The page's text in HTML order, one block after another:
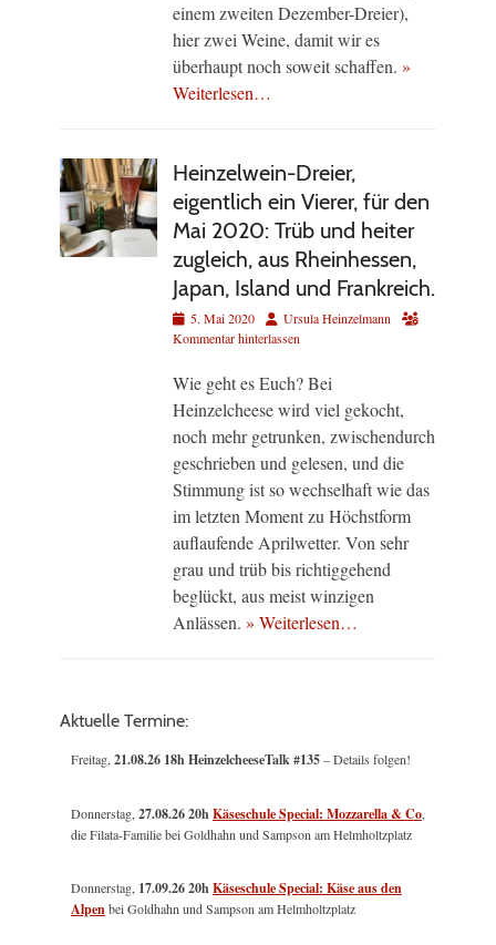
einem zweiten Dezember-Dreier),
hier zwei Weine, damit wir es
überhaupt noch soweit schaffen. »
Weiterlesen…
Heinzelwein-Dreier,
eigentlich ein Vierer, für den
Mai 2020: Trüb und heiter
zugleich, aus Rheinhessen,
Japan, Island und Frankreich.
Veröffentlicht
am
5. Mai 2020 AutorUrsula Heinzelmann
Kommentar hinterlassen
Wie geht es Euch? Bei
Heinzelcheese wird viel gekocht,
noch mehr getrunken, zwischendurch
geschrieben und gelesen, und die
Stimmung ist so wechselhaft wie das
im letzten Moment zu Höchstform
auflaufende Aprilwetter. Von sehr
grau und trüb bis richtiggehend
beglückt, aus meist winzigen
Anlässen. » Weiterlesen…
Aktuelle Termine:
Freitag,21.08.26 18h HeinzelcheeseTalk #135– Details folgen!
Donnerstag,27.08.26 20hKäseschule Special: Mozzarella & Co,
die Filata-Familie bei Goldhahn und Sampson am Helmholtzplatz
Donnerstag, 17.09.26 20hKäseschule Special: Käse aus den
Alpenbei Goldhahn und Sampson am Helmholtzplatz